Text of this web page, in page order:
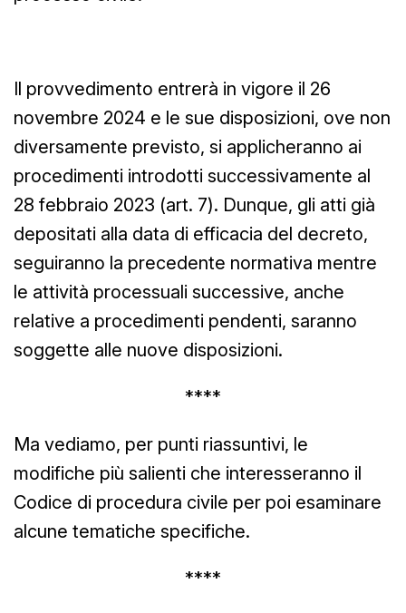
Il provvedimento entrerà in vigore il 26
novembre 2024 e le sue disposizioni, ove non
diversamente previsto, si applicheranno ai
procedimenti introdotti successivamente al
28 febbraio 2023 (art. 7). Dunque, gli atti già
depositati alla data di efficacia del decreto,
seguiranno la precedente normativa mentre
le attività processuali successive, anche
relative a procedimenti pendenti, saranno
soggette alle nuove disposizioni.
****
Ma vediamo, per punti riassuntivi, le
modifiche più salienti che interesseranno il
Codice di procedura civile per poi esaminare
alcune tematiche specifiche.
****